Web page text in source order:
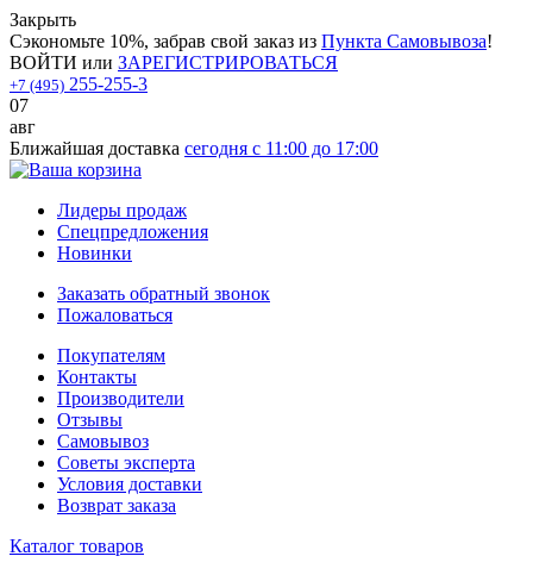
Закрыть
Сэкономьте 10%, забрав свой заказ из Пункта Самовывоза!
ВОЙТИ или ЗАРЕГИСТРИРОВАТЬСЯ
+7 (495) 255-255-3
07
авг
Ближайшая доставка сегодня с 11:00 до 17:00
Лидеры продаж
Спецпредложения
Новинки
Заказать обратный звонок
Пожаловаться
Покупателям
Контакты
Производители
Отзывы
Самовывоз
Советы эксперта
Условия доставки
Возврат заказа
Каталог товаров